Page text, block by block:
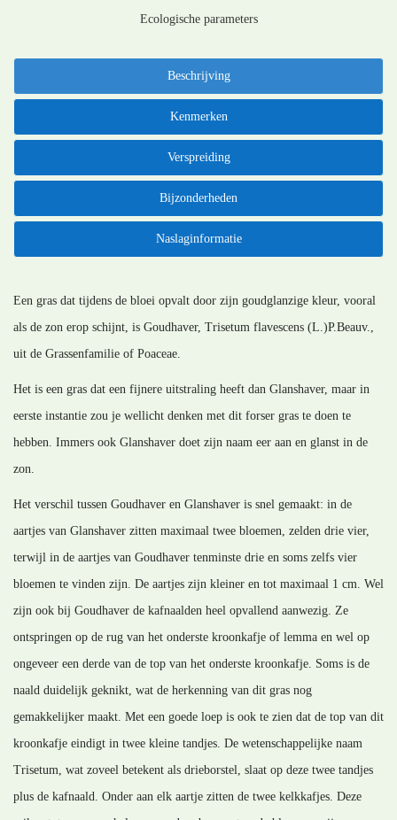
Ecologische parameters
Beschrijving
Kenmerken
Verspreiding
Bijzonderheden
Naslaginformatie
Een gras dat tijdens de bloei opvalt door zijn goudglanzige kleur, vooral
als de zon erop schijnt, is Goudhaver, Trisetum flavescens (L.)P.Beauv.,
uit de Grassenfamilie of Poaceae.
Het is een gras dat een fijnere uitstraling heeft dan Glanshaver, maar in
eerste instantie zou je wellicht denken met dit forser gras te doen te
hebben. Immers ook Glanshaver doet zijn naam eer aan en glanst in de
zon.
Het verschil tussen Goudhaver en Glanshaver is snel gemaakt: in de
aartjes van Glanshaver zitten maximaal twee bloemen, zelden drie vier,
terwijl in de aartjes van Goudhaver tenminste drie en soms zelfs vier
bloemen te vinden zijn. De aartjes zijn kleiner en tot maximaal 1 cm. Wel
zijn ook bij Goudhaver de kafnaalden heel opvallend aanwezig. Ze
ontspringen op de rug van het onderste kroonkafje of lemma en wel op
ongeveer een derde van de top van het onderste kroonkafje. Soms is de
naald duidelijk geknikt, wat de herkenning van dit gras nog
gemakkelijker maakt. Met een goede loep is ook te zien dat de top van dit
kroonkafje eindigt in twee kleine tandjes. De wetenschappelijke naam
Trisetum, wat zoveel betekent als drieborstel, slaat op deze twee tandjes
plus de kafnaald. Onder aan elk aartje zitten de twee kelkkafjes. Deze